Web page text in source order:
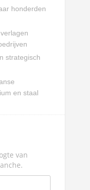
honderden
strategisch
en staal
van